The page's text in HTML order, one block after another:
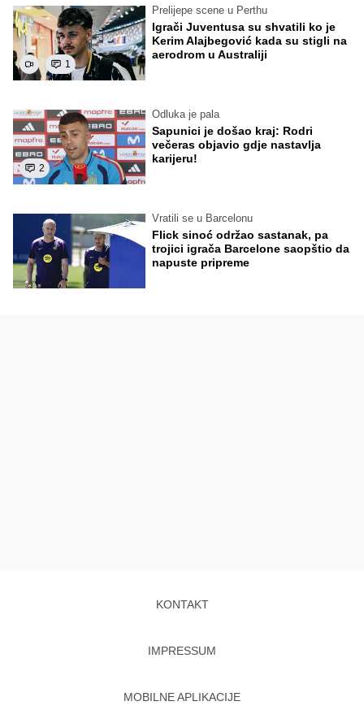
1
Prelijepe scene u Perthu
Igrači Juventusa su shvatili ko je
Kerim Alajbegović kada su stigli na
aerodrom u Australiji
2
Odluka je pala
Sapunici je došao kraj: Rodri
večeras objavio gdje nastavlja
karijeru!
Vratili se u Barcelonu
Flick sinoć održao sastanak, pa
trojici igrača Barcelone saopštio da
napuste pripreme
KONTAKT
IMPRESSUM
MOBILNE APLIKACIJE